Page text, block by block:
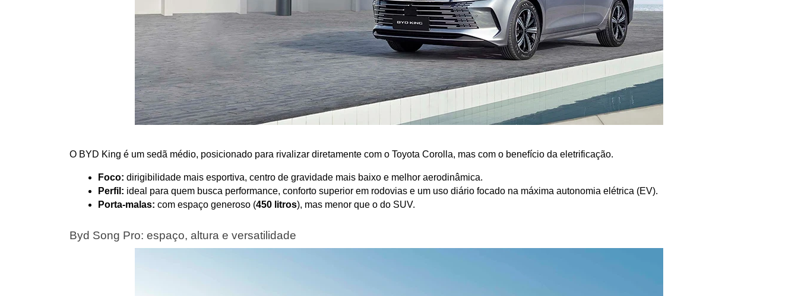
O BYD King é um sedã médio, posicionado para rivalizar diretamente com o Toyota Corolla, mas com o benefício da eletrificação.
Foco: dirigibilidade mais esportiva, centro de gravidade mais baixo e melhor aerodinâmica.
Perfil: ideal para quem busca performance, conforto superior em rodovias e um uso diário focado na máxima autonomia elétrica (EV).
Porta-malas: com espaço generoso (450 litros), mas menor que o do SUV.
Byd Song Pro: espaço, altura e versatilidade